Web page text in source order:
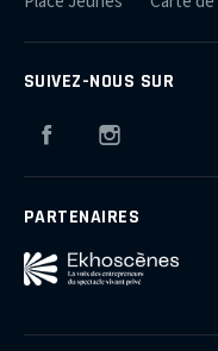
SUIVEZ-NOUS SUR
Facebook
PARTENAIRES